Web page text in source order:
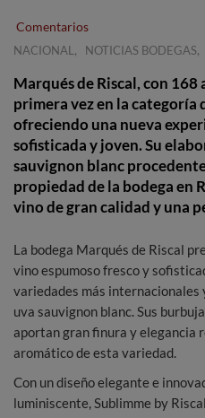
Comentarios
NACIONAL , NOTICIAS BODEGAS,
Marqués de Riscal, con
primera vez en la categoría
ofreciendo una nueva
sofisticada y joven. Su
sauvignon blanc
propiedad de la bodega en
vino de gran calidad y una
La bodega Marqués de Riscal
vino espumoso fresco y
variedades más internacionales
uva sauvignon blanc. Sus
aportan gran finura y elegancia
aromático de esta variedad.
Con un diseño elegante e
luminiscente, Sublimme by